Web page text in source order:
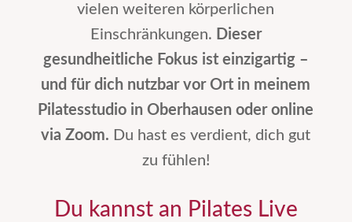
vielen weiteren körperlichen
Einschränkungen. Dieser
gesundheitliche Fokus ist einzigartig –
und für dich nutzbar vor Ort in meinem
Pilatesstudio in Oberhausen oder online
via Zoom. Du hast es verdient, dich gut
zu fühlen!
Du kannst an Pilates Live